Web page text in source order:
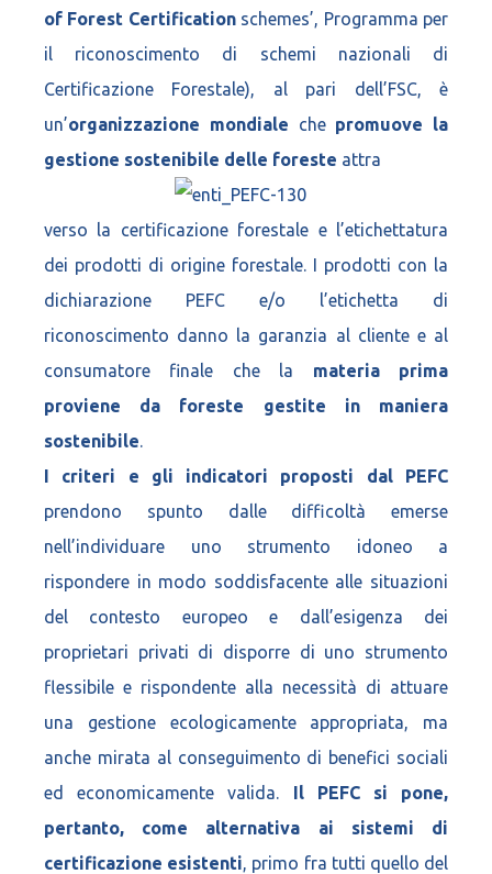
of Forest Certificationschemes’, Programma per
il riconoscimento di schemi nazionali di
Certificazione Forestale), al pari dell’FSC, è
un’organizzazione mondiale che promuove la
gestione sostenibile delle foreste attra
verso la certificazione forestale e l’etichettatura
dei prodotti di origine forestale. I prodotti con la
dichiarazione PEFC e/o l’etichetta di
riconoscimento danno la garanzia al cliente e al
consumatore finale che la materia prima
proviene da foreste gestite in maniera
sostenibile.
I criteri e gli indicatori proposti dal PEFC
prendono spunto dalle difficoltà emerse
nell’individuare uno strumento idoneo a
rispondere in modo soddisfacente alle situazioni
del contesto europeo e dall’esigenza dei
proprietari privati di disporre di uno strumento
flessibile e rispondente alla necessità di attuare
una gestione ecologicamente appropriata, ma
anche mirata al conseguimento di benefici sociali
ed economicamente valida. Il PEFC si pone,
pertanto, come alternativa ai sistemi di
certificazione esistenti, primo fra tutti quello del